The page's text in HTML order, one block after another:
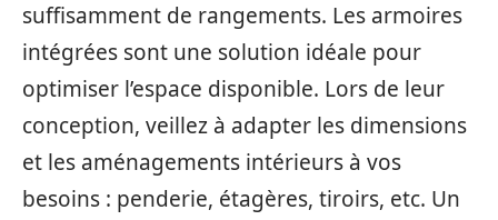
suffisamment de rangements. Les armoires
intégrées sont une solution idéale pour
optimiser l’espace disponible. Lors de leur
conception, veillez à adapter les dimensions
et les aménagements intérieurs à vos
besoins : penderie, étagères, tiroirs, etc. Un